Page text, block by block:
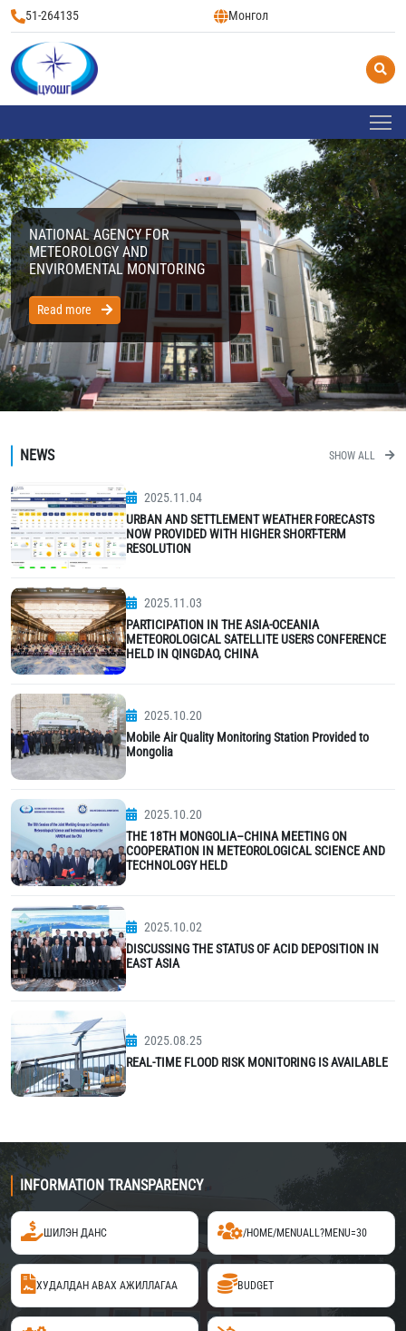
51-264135 Монгол
NATIONAL AGENCY FOR
METEOROLOGY AND
ENVIROMENTAL MONITORING
Read more
NEWS SHOW ALL
2025.11.04
URBAN AND SETTLEMENT WEATHER FORECASTS
NOW PROVIDED WITH HIGHER SHORT-TERM
RESOLUTION
2025.11.03
PARTICIPATION IN THE ASIA-OCEANIA
METEOROLOGICAL SATELLITE USERS CONFERENCE
HELD IN QINGDAO, CHINA
2025.10.20
Mobile Air Quality Monitoring Station Provided to
Mongolia
2025.10.20
THE 18TH MONGOLIA–CHINA MEETING ON
COOPERATION IN METEOROLOGICAL SCIENCE AND
TECHNOLOGY HELD
2025.10.02
DISCUSSING THE STATUS OF ACID DEPOSITION IN
EAST ASIA
2025.08.25
REAL-TIME FLOOD RISK MONITORING IS AVAILABLE
INFORMATION TRANSPARENCY
ШИЛЭН ДАНС /HOME/MENUALL?MENU=30
ХУДАЛДАН АВАХ АЖИЛЛАГАА BUDGET